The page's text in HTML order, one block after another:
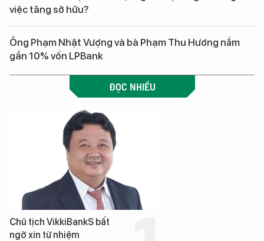
việc tăng sở hữu?
Ông Phạm Nhật Vượng và bà Phạm Thu Hương nắm
gần 10% vốn LPBank
ĐỌC NHIỀU
Chủ tịch VikkiBankS bất
ngờ xin từ nhiệm